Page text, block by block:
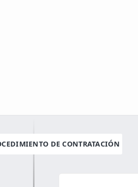
DE CONTRATACIÓN